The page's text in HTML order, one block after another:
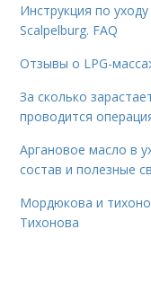
Инструкция по
Scalpelburg. FAQ
Отзывы о LPG-
За сколько
проводится
Аргановое масло в
состав и полезные
Мордюкова и
Тихонова